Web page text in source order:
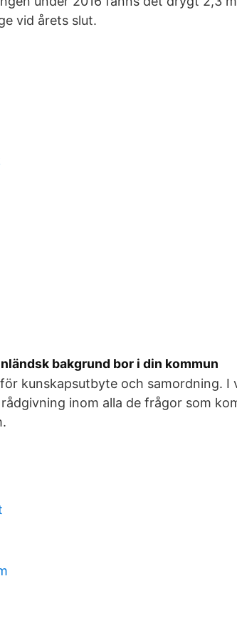
vid årets slut.
bakgrund bor i din kommun
kunskapsutbyte och samordning. I
inom alla de frågor som